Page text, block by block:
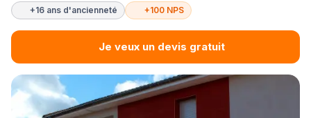
+16 ans d'ancienneté +100 NPS
Je veux un devis gratuit